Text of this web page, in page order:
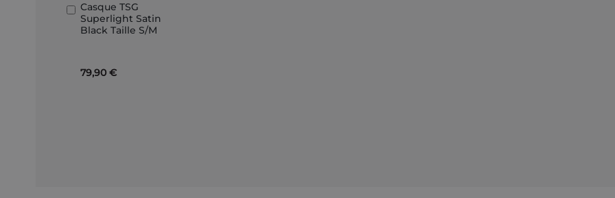
Casque TSG
Superlight Satin
Black Taille S/M
79,90 €
Añadir
al
carrito